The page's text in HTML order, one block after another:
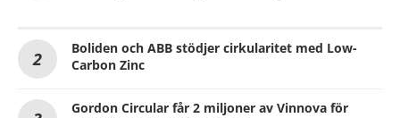
Boliden och ABB stödjer cirkularitet med Low-
Carbon Zinc
Gordon Circular får 2 miljoner av Vinnova för